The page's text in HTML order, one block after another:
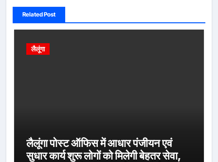
Related Post
लैलूंगा
लैलूंगा पोस्ट ऑफिस में आधार पंजीयन एवं
सुधार कार्य शुरू लोगों को मिलेगी बेहतर सेवा,